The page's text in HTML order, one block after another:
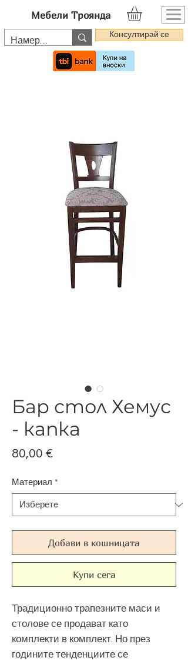
Мебели Троянда
Консултирай се
Бар стол Хемус
- капка
80,00 €Цена
Материал *
Добави в кошницата
Купи сега
Традиционно трапезните маси и
столове се продават като
комплекти в комплект. Но през
годините тенденциите се